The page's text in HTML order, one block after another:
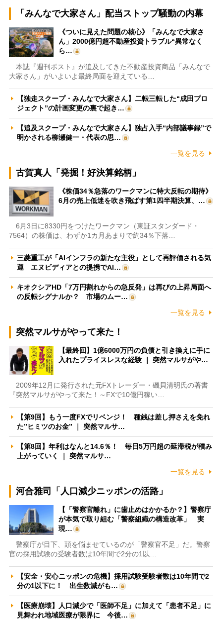
「みんなで大家さん」配当ストップ騒動の内幕
《ついに見えた問題の核心》「みんなで大家さ
ん」2000億円超不動産投資トラブル“異常なく
ら…
本誌『週刊ポスト』が追及してきた不動産投資商品「みんなで
大家さん」がいよいよ最終局面を迎えている…
【独走スクープ・みんなで大家さん】二転三転した“成田プロ
ジェクト”の計画変更の裏で起き…
【追及スクープ・みんなで大家さん】独占入手“内部議事録”で
明かされる柳瀬健一・代表の思…
一覧を見る
古賀真人「発掘！好決算銘柄」
《株価34％急落のワークマンに特大反転の期待》
6月の売上低迷を吹き飛ばす第1四半期決算、…
6月3日に8330円をつけたワークマン（東証スタンダード・
7564）の株価は、わずか1カ月あまりで約34％下落…
三菱重工が「AIインフラの新たな主役」として再評価される気
運 エヌビディアとの提携でAI…
キオクシアHD「7万円割れからの急反発」は再びの上昇局面へ
の反転シグナルか？ 市場のムー…
一覧を見る
突然マルサがやって来た！
【最終回】1億6000万円の負債と引き換えに手に
入れたプライスレスな経験 ｜ 突然マルサがや…
2009年12月に発行された元FXトレーダー・磯貝清明氏の著書
『突然マルサがやって来た！～FXで10億円稼い…
【第9回】もう一度FXでリベンジ！ 種銭は差し押さえを免れ
た”ヒミツのお金” ｜ 突然マルサ…
【第8回】年利はなんと14.6％！ 毎日5万円超の延滞税が積み
上がっていく ｜ 突然マルサ…
一覧を見る
河合雅司「人口減少ニッポンの活路」
【「警察官離れ」に歯止めはかかるか？】警察庁
が本気で取り組む「警察組織の構造改革」 実
現…
警察庁が目下、頭を悩ませているのが「警察官不足」だ。警察
官の採用試験の受験者数は10年間で2分の1以…
【安全・安心ニッポンの危機】採用試験受験者数は10年間で2
分の1以下に！ 出生数減がも…
【医療崩壊】人口減少で「医師不足」に加えて「患者不足」に
見舞われ地域医療が限界に 今後…